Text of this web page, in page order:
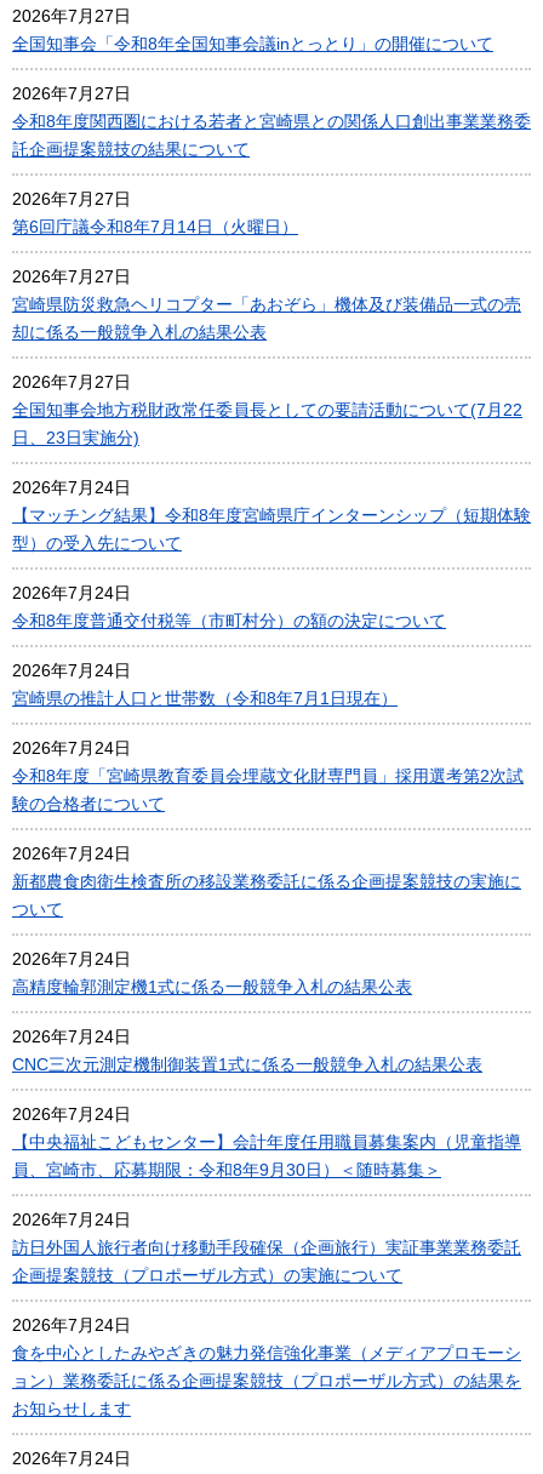
2026年7月27日
全国知事会「令和8年全国知事会議inとっとり」の開催について
2026年7月27日
令和8年度関西圏における若者と宮崎県との関係人口創出事業業務委
託企画提案競技の結果について
2026年7月27日
第6回庁議令和8年7月14日（火曜日）
2026年7月27日
宮崎県防災救急ヘリコプター「あおぞら」機体及び装備品一式の売
却に係る一般競争入札の結果公表
2026年7月27日
全国知事会地方税財政常任委員長としての要請活動について(7月22
日、23日実施分)
2026年7月24日
【マッチング結果】令和8年度宮崎県庁インターンシップ（短期体験
型）の受入先について
2026年7月24日
令和8年度普通交付税等（市町村分）の額の決定について
2026年7月24日
宮崎県の推計人口と世帯数（令和8年7月1日現在）
2026年7月24日
令和8年度「宮崎県教育委員会埋蔵文化財専門員」採用選考第2次試
験の合格者について
2026年7月24日
新都農食肉衛生検査所の移設業務委託に係る企画提案競技の実施に
ついて
2026年7月24日
高精度輪郭測定機1式に係る一般競争入札の結果公表
2026年7月24日
CNC三次元測定機制御装置1式に係る一般競争入札の結果公表
2026年7月24日
【中央福祉こどもセンター】会計年度任用職員募集案内（児童指導
員、宮崎市、応募期限：令和8年9月30日）＜随時募集＞
2026年7月24日
訪日外国人旅行者向け移動手段確保（企画旅行）実証事業業務委託
企画提案競技（プロポーザル方式）の実施について
2026年7月24日
食を中心としたみやざきの魅力発信強化事業（メディアプロモーシ
ョン）業務委託に係る企画提案競技（プロポーザル方式）の結果を
お知らせします
2026年7月24日